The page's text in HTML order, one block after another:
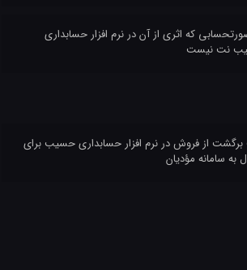
که اثری از آن در نرم افزار حسابداری
نت نیست
از فروش در نرم افزار حسابداری حسیب برای
به سامانه مؤدیان